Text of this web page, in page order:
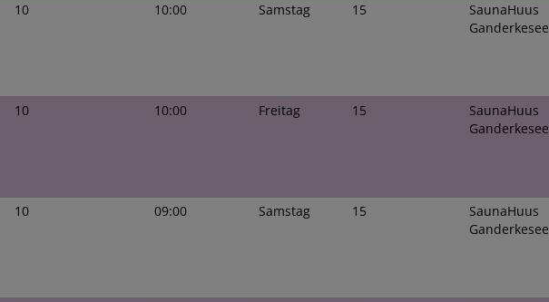
10 10:00 Samstag 15
SaunaHuus
Ganderkesee
10 10:00 Freitag 15
SaunaHuus
Ganderkesee
10 09:00 Samstag 15
SaunaHuus
Ganderkesee